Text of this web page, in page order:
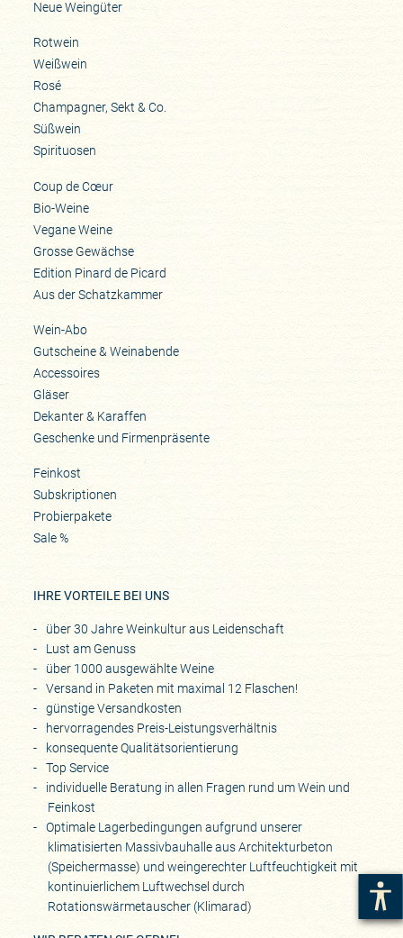
Neue Weingüter
Rotwein
Weißwein
Rosé
Champagner, Sekt & Co.
Süßwein
Spirituosen
Coup de Cœur
Bio-Weine
Vegane Weine
Grosse Gewächse
Edition Pinard de Picard
Aus der Schatzkammer
Wein-Abo
Gutscheine & Weinabende
Accessoires
Gläser
Dekanter & Karaffen
Geschenke und Firmenpräsente
Feinkost
Subskriptionen
Probierpakete
Sale %
IHRE VORTEILE BEI UNS
über 30 Jahre Weinkultur aus Leidenschaft
Lust am Genuss
über 1000 ausgewählte Weine
Versand in Paketen mit maximal 12 Flaschen!
günstige Versandkosten
hervorragendes Preis-Leistungsverhältnis
konsequente Qualitätsorientierung
Top Service
individuelle Beratung in allen Fragen rund um Wein und
Feinkost
Optimale Lagerbedingungen aufgrund unserer
klimatisierten Massivbauhalle aus Architekturbeton
(Speichermasse) und weingerechter Luftfeuchtigkeit mit
kontinuierlichem Luftwechsel durch
Rotationswärmetauscher (Klimarad)